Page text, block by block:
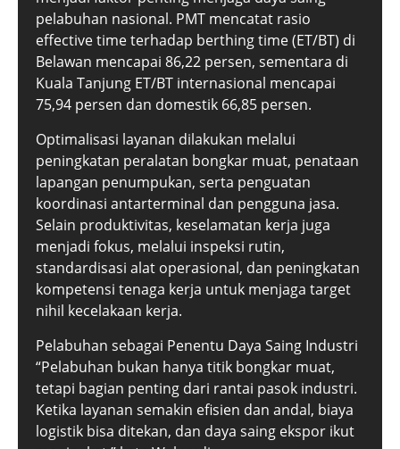
pelabuhan nasional. PMT mencatat rasio
effective time terhadap berthing time (ET/BT) di
Belawan mencapai 86,22 persen, sementara di
Kuala Tanjung ET/BT internasional mencapai
75,94 persen dan domestik 66,85 persen.
Optimalisasi layanan dilakukan melalui
peningkatan peralatan bongkar muat, penataan
lapangan penumpukan, serta penguatan
koordinasi antarterminal dan pengguna jasa.
Selain produktivitas, keselamatan kerja juga
menjadi fokus, melalui inspeksi rutin,
standardisasi alat operasional, dan peningkatan
kompetensi tenaga kerja untuk menjaga target
nihil kecelakaan kerja.
Pelabuhan sebagai Penentu Daya Saing Industri
“Pelabuhan bukan hanya titik bongkar muat,
tetapi bagian penting dari rantai pasok industri.
Ketika layanan semakin efisien dan andal, biaya
logistik bisa ditekan, dan daya saing ekspor ikut